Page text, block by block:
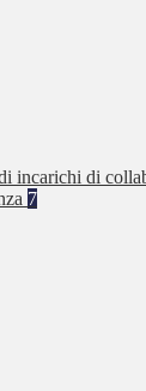
incarichi di
7